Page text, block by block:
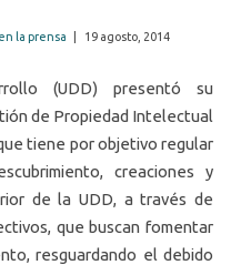
la prensa 19 agosto, 2014
(UDD) presentó su
de Propiedad Intelectual
tiene por objetivo regular
creaciones y
de la UDD, a través de
que buscan fomentar
resguardando el debido